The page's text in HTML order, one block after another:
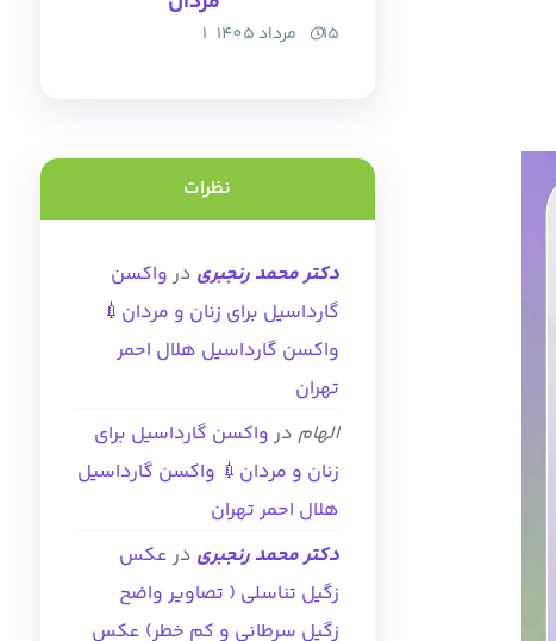
15 مرداد 1405 1
نظرات
دکتر محمد رنجبری در واکسن
گارداسیل برای زنان و مردان💉
واکسن گارداسیل هلال احمر
تهران
الهام در واکسن گارداسیل برای
زنان و مردان💉 واکسن گارداسیل
هلال احمر تهران
دکتر محمد رنجبری در عکس
زگیل تناسلی ( تصاویر واضح
زگیل سرطانی و کم خطر) عکس